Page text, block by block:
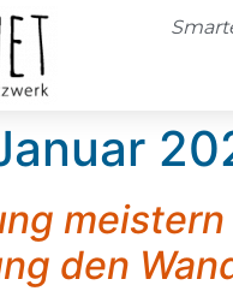
meistern
den